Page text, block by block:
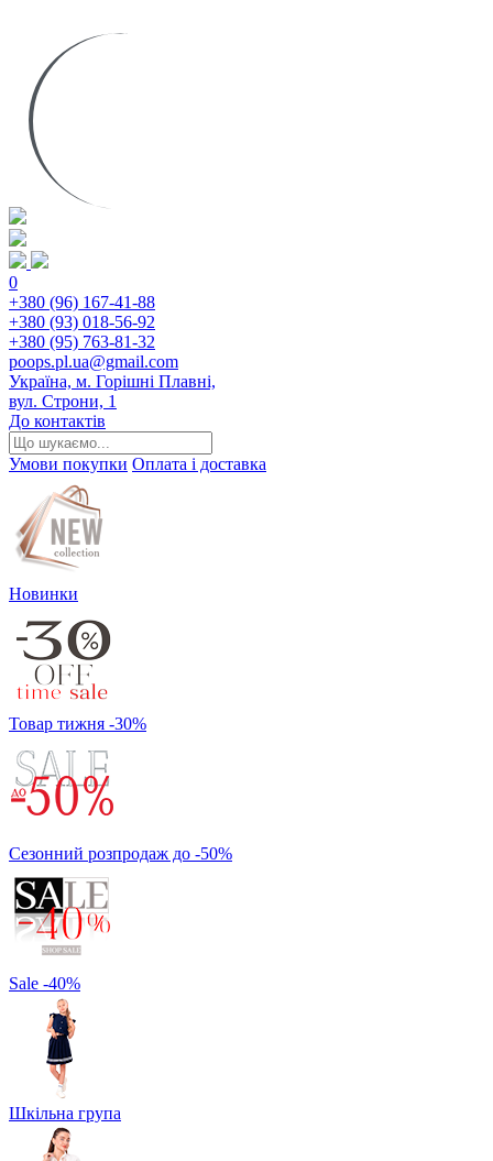
0
+380 (96) 167-41-88
+380 (93) 018-56-92
+380 (95) 763-81-32
poops.pl.ua@gmail.com
Україна, м. Горішні Плавні,
вул. Строни, 1
До контактів
Умови покупки Оплата і доставка
Новинки
Товар тижня -30%
Сезонний розпродаж до -50%
Sale -40%
Шкільна група